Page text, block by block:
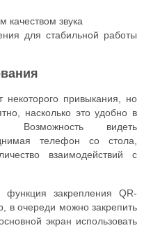
качеством звука
для стабильной работы
некоторого привыкания, но
насколько это удобно в
Возможность видеть
телефон со стола,
взаимодействий с
функция закрепления QR-
в очереди можно закрепить
экран использовать